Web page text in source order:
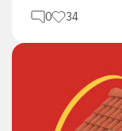
0 34